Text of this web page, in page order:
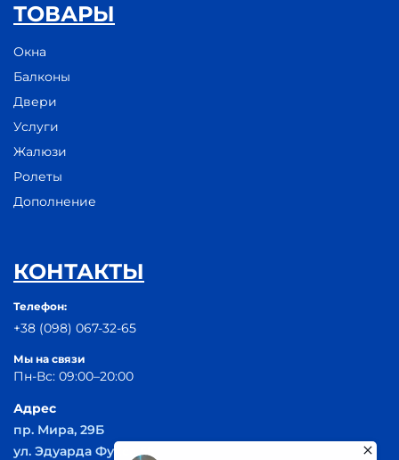
ТОВАРЫ
Окна
Балконы
Двери
Услуги
Жалюзи
Ролеты
Дополнение
КОНТАКТЫ
Телефон:
+38 (098) 067-32-65
Мы на связи
Пн-Вс: 09:00–20:00
Адрес
пр. Мира, 29Б
ул. Эдуарда Фукса 55